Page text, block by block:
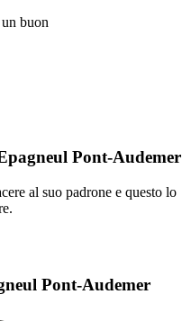
buon
Pont-Audemer
al suo padrone e questo lo
Pont-Audemer